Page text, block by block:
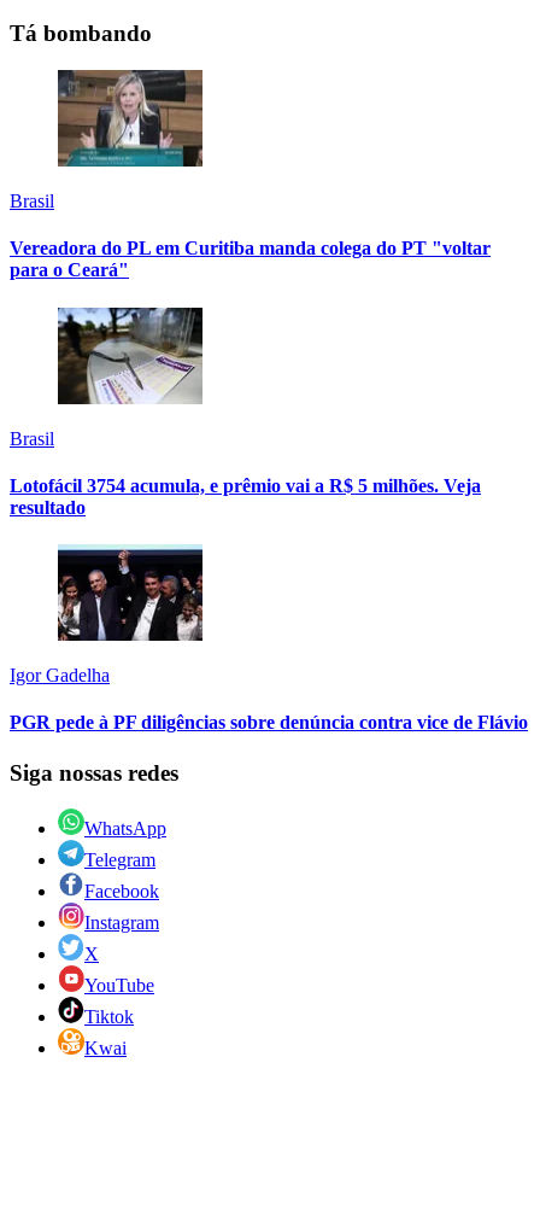
Tá bombando
Brasil
Vereadora do PL em Curitiba manda colega do PT "voltar
para o Ceará"
Brasil
Lotofácil 3754 acumula, e prêmio vai a R$ 5 milhões. Veja
resultado
Igor Gadelha
PGR pede à PF diligências sobre denúncia contra vice de Flávio
Siga nossas redes
WhatsApp
Telegram
Facebook
Instagram
X
YouTube
Tiktok
Kwai